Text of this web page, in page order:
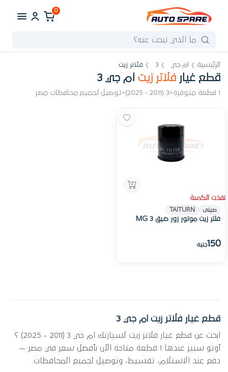
0
الرئيسية ام جي 3 فلاتر زيت
قطع غيار فلاتر زيت ام جي 3
1 قطعة متوفرة •
3 (2011 - 2025)
•توصيل لجميع محافظات مصر
نفذت الكمية
صينى TAITURN
فلتر زيت موتور زور ضيق MG 3
150جنيه
قطع غيار فلاتر زيت ام جي 3
ابحث عن قطع غيار فلاتر زيت لسيارتك ام جي 3 (2011 - 2025) ؟
أوتو سبير عندها 1 قطعة متاحة الآن بأفضل سعر في مصر —
دفع عند الاستلام، تقسيط، وتوصيل لجميع المحافظات.